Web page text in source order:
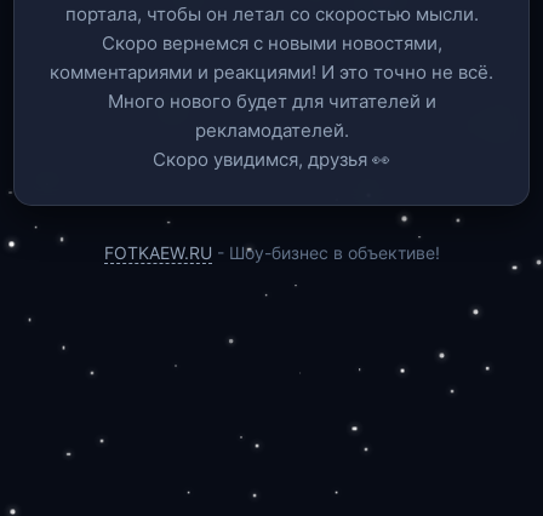
портала, чтобы он летал со скоростью мысли.
Скоро вернемся c новыми новостями,
комментариями и реакциями! И это точно не всё.
Много нового будет для читателей и
рекламодателей.
Скоро увидимся, друзья 👀
FOTKAEW.RU - Шоу-бизнес в объективе!